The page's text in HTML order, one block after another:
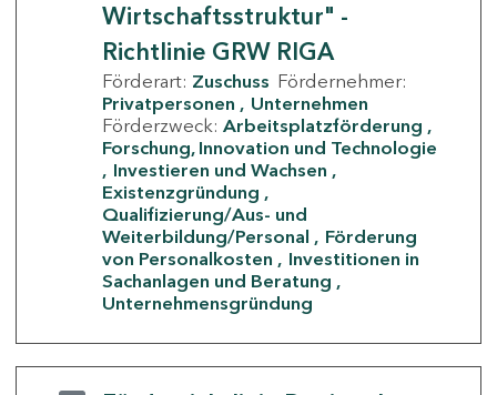
Wirtschaftsstruktur" -
Richtlinie GRW RIGA
Förderart: Zuschuss Fördernehmer:
Privatpersonen
Unternehmen
Förderzweck: Arbeitsplatzförderung
Forschung, Innovation und Technologie
Investieren und Wachsen
Existenzgründung
Qualifizierung/Aus- und
Weiterbildung/Personal
Förderung
von Personalkosten
Investitionen in
Sachanlagen und Beratung
Unternehmensgründung